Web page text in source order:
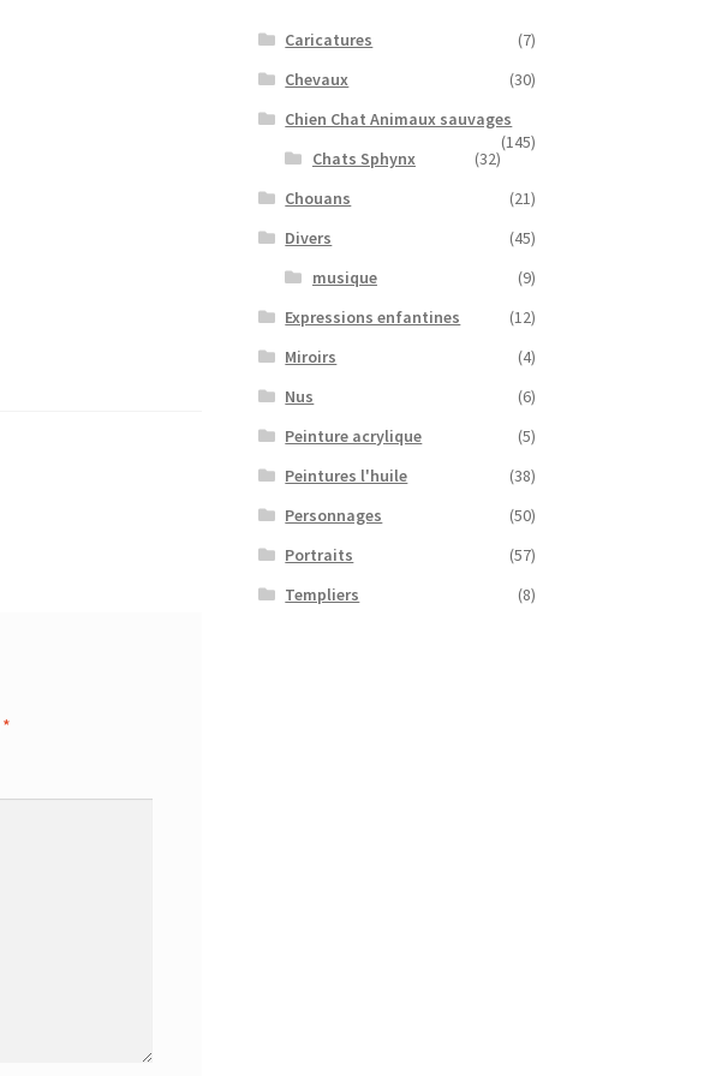
*
Caricatures
(7)
Chevaux
(30)
Chien Chat Animaux sauvages
(145)
Chats Sphynx
(32)
Chouans
(21)
Divers
(45)
musique
(9)
Expressions enfantines
(12)
Miroirs
(4)
Nus
(6)
Peinture acrylique
(5)
Peintures l'huile
(38)
Personnages
(50)
Portraits
(57)
Templiers
(8)